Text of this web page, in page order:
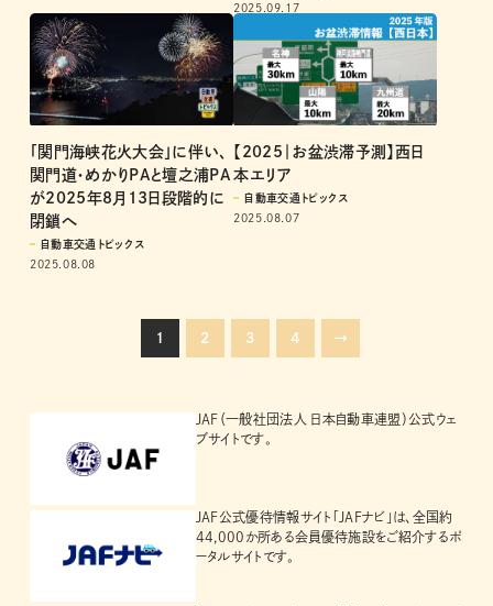
2025.09.17
「関門海峡花火大会」に伴い、
関門道・めかりPAと壇之浦PA
が2025年8月13日段階的に
閉鎖へ
自動車交通トピックス
2025.08.08
【2025｜お盆渋滞予測】西日
本エリア
自動車交通トピックス
2025.08.07
1 2 3 4 →
JAF（一般社団法人 日本自動車連盟）公式ウェ
ブサイトです。
JAF公式優待情報サイト「JAFナビ」は、全国約
44,000か所ある会員優待施設をご紹介するポ
ータルサイトです。